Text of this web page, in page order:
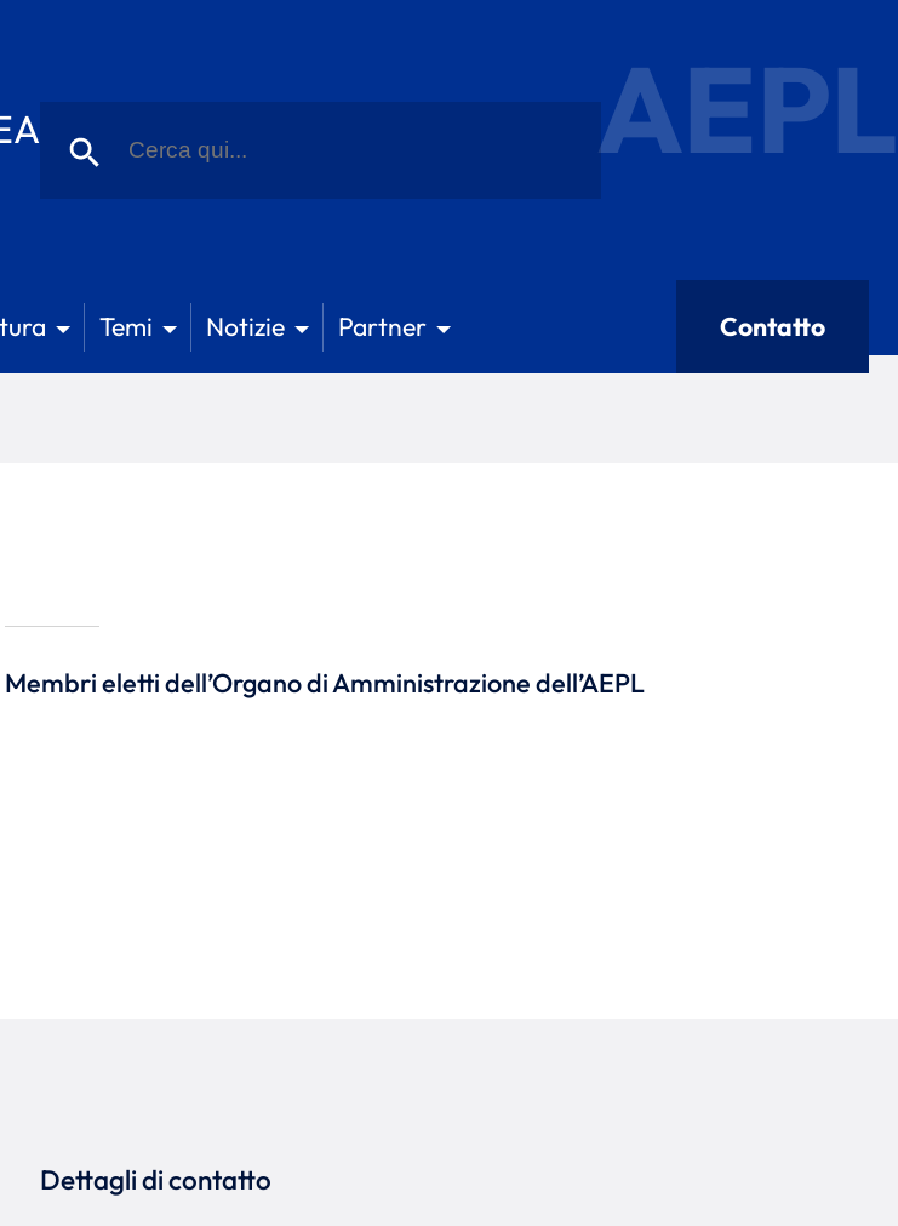
per:
Pulsante di ricerca AEPL
Temi Notizie Partner Contatto
Membri eletti dell’Organo di Amministrazione dell’AEPL
Dettagli di contatto